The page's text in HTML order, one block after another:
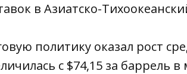
в Азиатско-
политику оказал рост
с $74,15 за баррель в